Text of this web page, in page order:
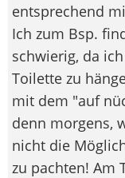
entsprechend
Ich zum Bsp.
schwierig, da
Toilette zu
mit dem "auf
denn morgens,
nicht die
zu pachten! Am